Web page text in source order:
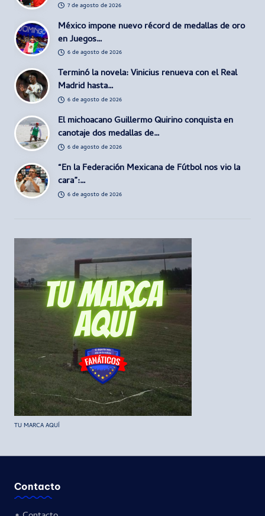
7 de agosto de 2026
México impone nuevo récord de medallas de oro
en Juegos…
6 de agosto de 2026
Terminó la novela: Vinicius renueva con el Real
Madrid hasta…
6 de agosto de 2026
El michoacano Guillermo Quirino conquista en
canotaje dos medallas de…
6 de agosto de 2026
“En la Federación Mexicana de Fútbol nos vio la
cara”:…
6 de agosto de 2026
TU MARCA AQUÍ
Contacto